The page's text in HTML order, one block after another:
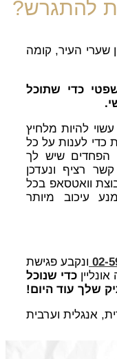
להתגרש?
בכתובת יפו 216, בניין שערי העיר, קומה
כדי שתוכל
להיות מלחיץ
כדי לענות על כל
שיש לך
רציף ונעדכן
וואטסאפ בכל
עיכוב מיותר
02- ונקבע פגישת
כדי שנוכל
שלך עוד היום!
אנגלית וערבית